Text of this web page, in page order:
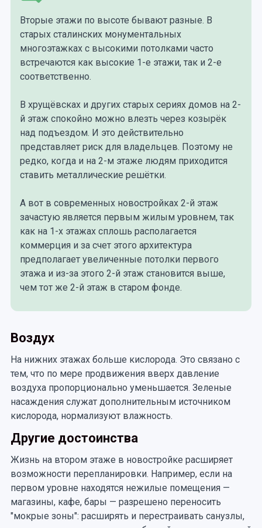
Вторые этажи по высоте бывают разные. В
старых сталинских монументальных
многоэтажках с высокими потолками часто
встречаются как высокие 1-е этажи, так и 2-е
соответственно.
В хрущёвсках и других старых сериях домов на 2-
й этаж спокойно можно влезть через козырёк
над подъездом. И это действительно
представляет риск для владельцев. Поэтому не
редко, когда и на 2-м этаже людям приходится
ставить металлические решётки.
А вот в современных новостройках 2-й этаж
зачастую является первым жилым уровнем, так
как на 1-х этажах сплошь располагается
коммерция и за счет этого архитектура
предполагает увеличенные потолки первого
этажа и из-за этого 2-й этаж становится выше,
чем тот же 2-й этаж в старом фонде.
Воздух
На нижних этажах больше кислорода. Это связано с
тем, что по мере продвижения вверх давление
воздуха пропорционально уменьшается. Зеленые
насаждения служат дополнительным источником
кислорода, нормализуют влажность.
Другие достоинства
Жизнь на втором этаже в новостройке расширяет
возможности перепланировки. Например, если на
первом уровне находятся нежилые помещения —
магазины, кафе, бары — разрешено переносить
"мокрые зоны": расширять и перестраивать санузлы,